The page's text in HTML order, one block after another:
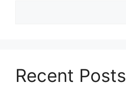
Recent Posts